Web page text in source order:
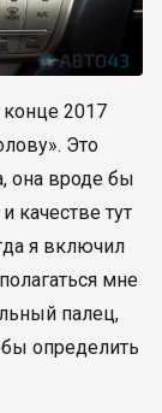
2017
Это
она вроде бы
качестве тут
я включил
мне
палец,
определить